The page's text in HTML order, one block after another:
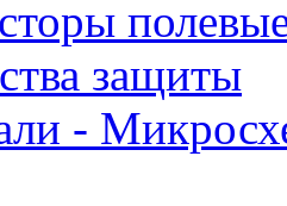
защиты
-